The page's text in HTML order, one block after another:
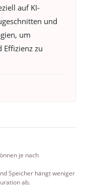
auf KI-
und
um
Effizienz zu
je nach
Speicher hängt weniger
ab.